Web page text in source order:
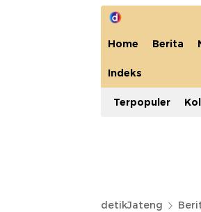
Home Berita
Indeks
Terpopuler
detikJateng